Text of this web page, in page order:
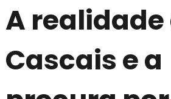
A realidade
Cascais e a